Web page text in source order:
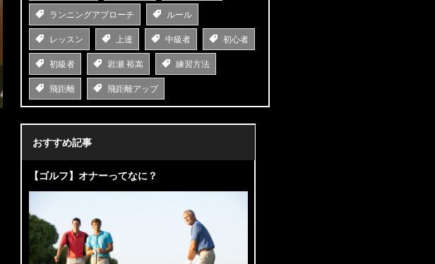
ランニングアプローチ ルール
レッスン 上達 中級者 初心者
初級者 岩瀬 裕嵩 練習方法
飛距離 飛距離アップ
おすすめ記事
【ゴルフ】オナーってなに？